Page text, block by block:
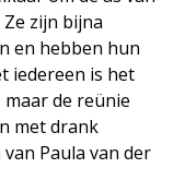
zijn bijna
en hebben hun
iedereen is het
de reünie
met drank
Paula van der